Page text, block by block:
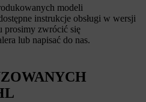
modeli
instrukcje obsługi w wersji
prosimy zwrócić się
lub napisać do nas.